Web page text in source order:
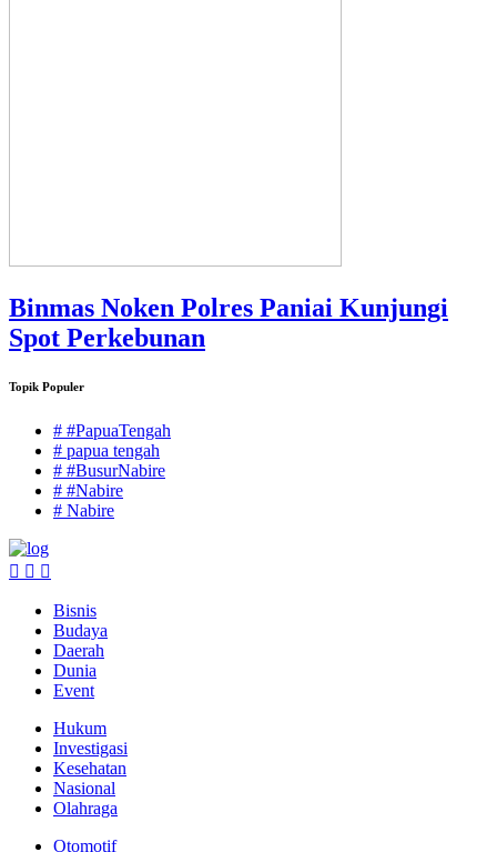
Binmas Noken Polres Paniai Kunjungi
Spot Perkebunan
Topik Populer
# #PapuaTengah
# papua tengah
# #BusurNabire
# #Nabire
# Nabire
Bisnis
Budaya
Daerah
Dunia
Event
Hukum
Investigasi
Kesehatan
Nasional
Olahraga
Otomotif